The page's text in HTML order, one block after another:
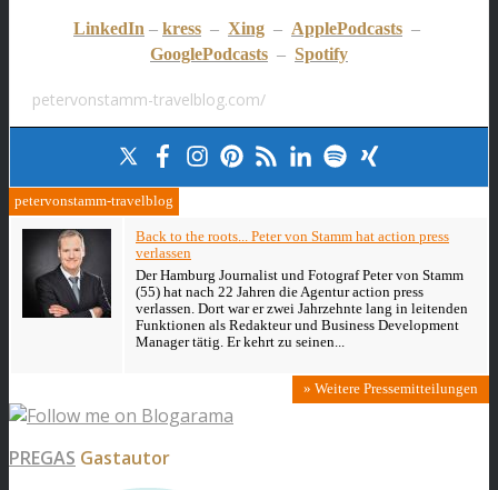
LinkedIn – kress – Xing – ApplePodcasts –
GooglePodcasts – Spotify
petervonstamm-travelblog.com/
petervonstamm-travelblog
Back to the roots... Peter von Stamm hat action press
verlassen
Der Hamburg Journalist und Fotograf Peter von Stamm
(55) hat nach 22 Jahren die Agentur action press
verlassen. Dort war er zwei Jahrzehnte lang in leitenden
Funktionen als Redakteur und Business Development
Manager tätig. Er kehrt zu seinen...
» Weitere Pressemitteilungen
PREGAS Gastautor